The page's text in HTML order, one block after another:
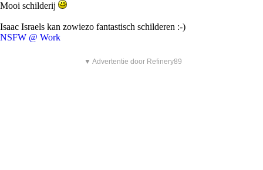
Mooi schilderij
Isaac Israels kan zowiezo fantastisch schilderen :-)
NSFW @ Work
▼ Advertentie door Refinery89